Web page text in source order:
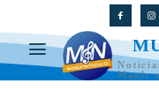
Maule